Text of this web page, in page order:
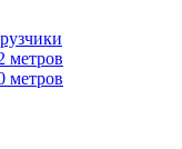
метров
метров